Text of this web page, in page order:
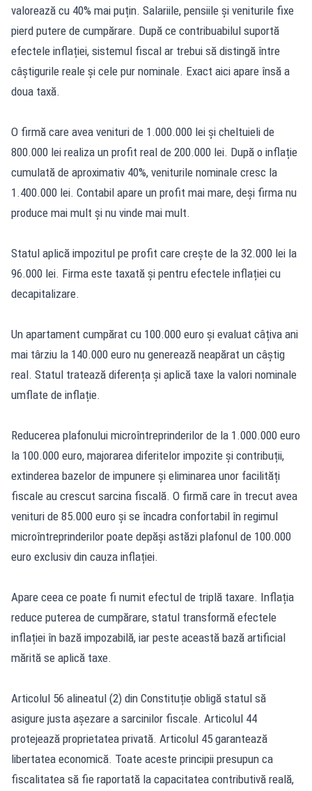
valorează cu 40% mai puțin. Salariile, pensiile și veniturile fixe
pierd putere de cumpărare. După ce contribuabilul suportă
efectele inflației, sistemul fiscal ar trebui să distingă între
câștigurile reale și cele pur nominale. Exact aici apare însă a
doua taxă.
O firmă care avea venituri de 1.000.000 lei și cheltuieli de
800.000 lei realiza un profit real de 200.000 lei. După o inflație
cumulată de aproximativ 40%, veniturile nominale cresc la
1.400.000 lei. Contabil apare un profit mai mare, deși firma nu
produce mai mult și nu vinde mai mult.
Statul aplică impozitul pe profit care crește de la 32.000 lei la
96.000 lei. Firma este taxată și pentru efectele inflației cu
decapitalizare.
Un apartament cumpărat cu 100.000 euro și evaluat câțiva ani
mai târziu la 140.000 euro nu generează neapărat un câștig
real. Statul tratează diferența și aplică taxe la valori nominale
umflate de inflație.
Reducerea plafonului microîntreprinderilor de la 1.000.000 euro
la 100.000 euro, majorarea diferitelor impozite și contribuții,
extinderea bazelor de impunere și eliminarea unor facilități
fiscale au crescut sarcina fiscală. O firmă care în trecut avea
venituri de 85.000 euro și se încadra confortabil în regimul
microîntreprinderilor poate depăși astăzi plafonul de 100.000
euro exclusiv din cauza inflației.
Apare ceea ce poate fi numit efectul de triplă taxare. Inflația
reduce puterea de cumpărare, statul transformă efectele
inflației în bază impozabilă, iar peste această bază artificial
mărită se aplică taxe.
Articolul 56 alineatul (2) din Constituție obligă statul să
asigure justa așezare a sarcinilor fiscale. Articolul 44
protejează proprietatea privată. Articolul 45 garantează
libertatea economică. Toate aceste principii presupun ca
fiscalitatea să fie raportată la capacitatea contributivă reală,